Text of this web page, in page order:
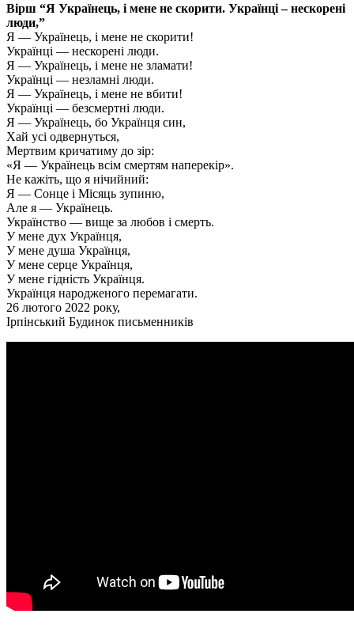
Вірш “Я Українець, і мене не скорити. Українці – нескорені
люди,”
Я — Українець, і мене не скорити!
Українці — нескорені люди.
Я — Українець, і мене не зламати!
Українці — незламні люди.
Я — Українець, і мене не вбити!
Українці — безсмертні люди.
Я — Українець, бо Українця син,
Хай усі одвернуться,
Мертвим кричатиму до зір:
«Я — Українець всім смертям наперекір».
Не кажіть, що я нічийний:
Я — Сонце і Місяць зупиню,
Але я — Українець.
Українство — вище за любов і смерть.
У мене дух Українця,
У мене душа Українця,
У мене серце Українця,
У мене гідність Українця.
Українця народженого перемагати.
26 лютого 2022 року,
Ірпінський Будинок письменників